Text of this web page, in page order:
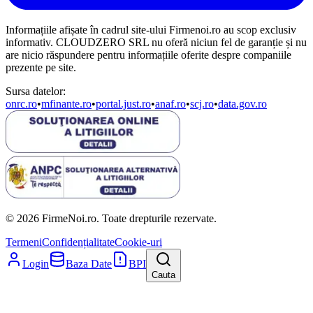
Informațiile afișate în cadrul site-ului Firmenoi.ro au scop exclusiv
informativ. CLOUDZERO SRL nu oferă niciun fel de garanție și nu
are nicio răspundere pentru informațiile oferite despre companiile
prezente pe site.
Sursa datelor:
onrc.ro•mfinante.ro•portal.just.ro•anaf.ro•scj.ro•data.gov.ro
© 2026 FirmeNoi.ro. Toate drepturile rezervate.
TermeniConfidențialitateCookie-uri
Login
Baza Date BPI
Cauta